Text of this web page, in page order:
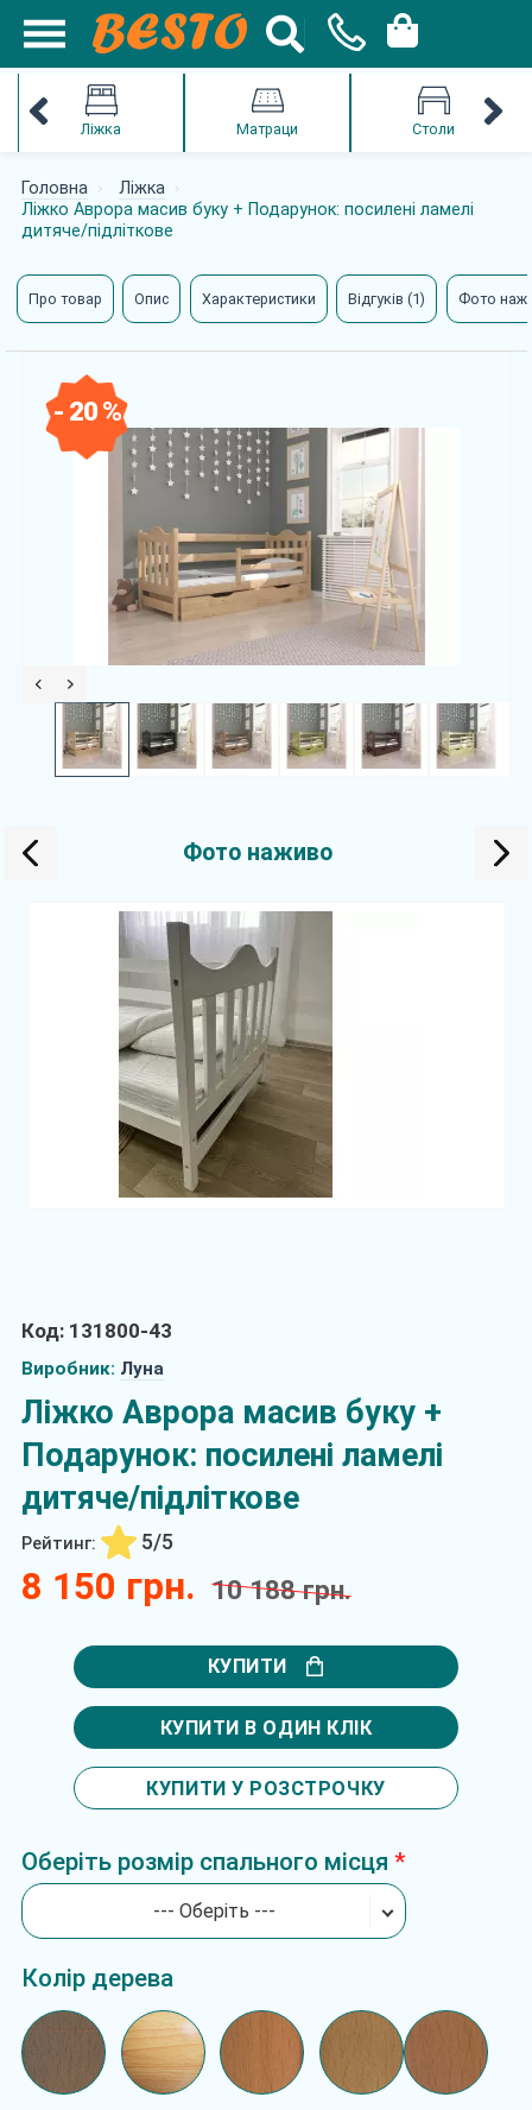
Ліжка Матраци Столи
Головна
Ліжка
Ліжко Аврора масив буку + Подарунок: посилені ламелі
дитяче/підліткове
Про товар Опис Характеристики Відгуків (1) Фото
- 20 %
Фото наживо
Код: 131800-43
Виробник: Луна
Ліжко Аврора масив буку +
Подарунок: посилені ламелі
дитяче/підліткове
Рейтинг: 5/5
8 150 грн. 10 188 грн.
КУПИТИ
КУПИТИ В ОДИН КЛІК
КУПИТИ У РОЗСТРОЧКУ
Оберіть розмір спального місця
--- Оберіть ---
Колір дерева